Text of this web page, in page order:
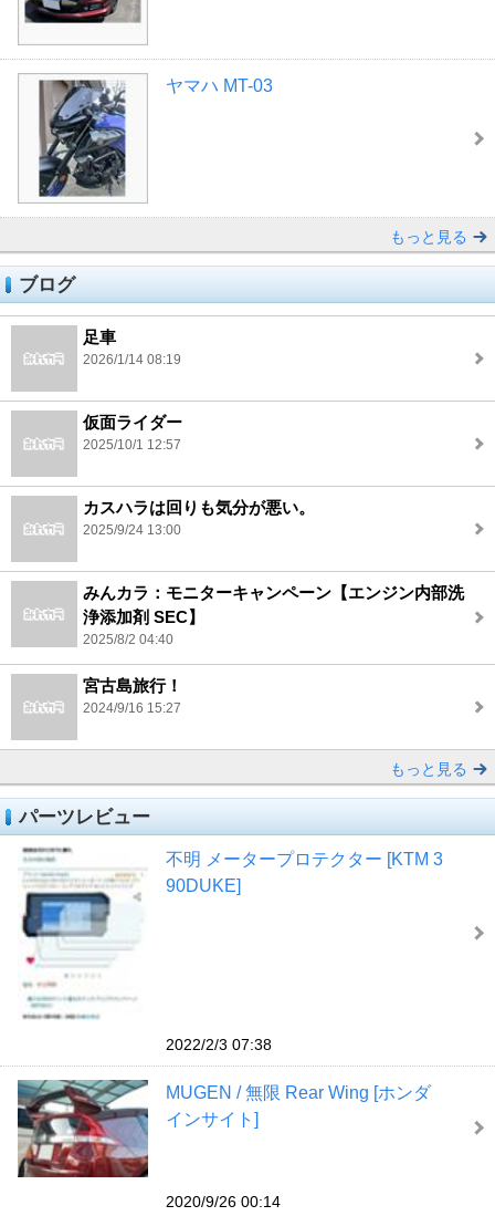
ヤマハ MT-03
もっと見る
ブログ
足車
2026/1/14 08:19
仮面ライダー
2025/10/1 12:57
カスハラは回りも気分が悪い。
2025/9/24 13:00
みんカラ：モニターキャンペーン【エンジン内部洗
浄添加剤 SEC】
2025/8/2 04:40
宮古島旅行！
2024/9/16 15:27
もっと見る
パーツレビュー
不明 メータープロテクター [KTM 3
90DUKE]
2022/2/3 07:38
MUGEN / 無限 Rear Wing [ホンダ
インサイト]
2020/9/26 00:14